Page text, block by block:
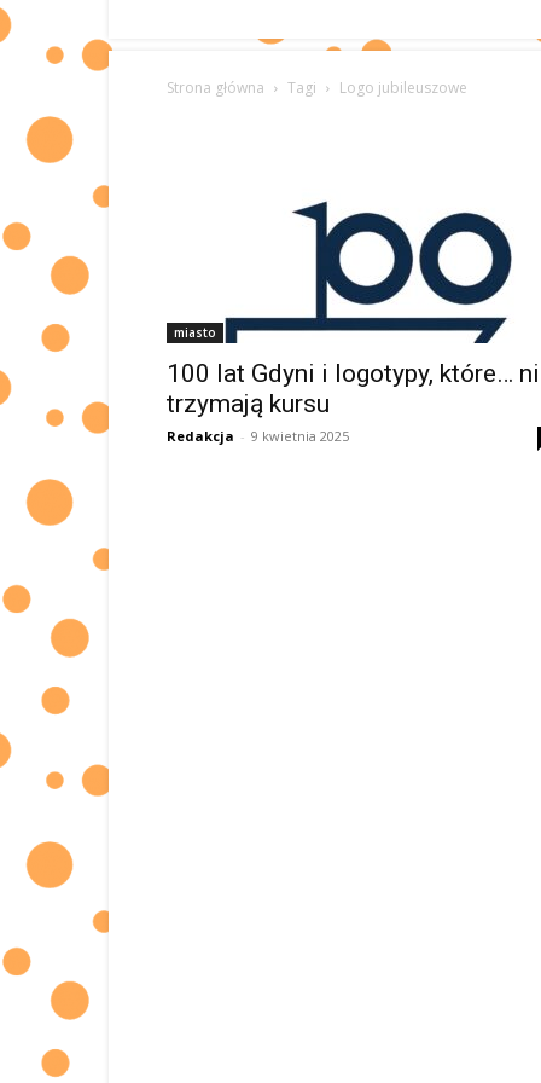
Strona główna Tagi Logo jubileuszowe
miasto
100 lat Gdyni i logotypy, które…
trzymają kursu
Redakcja - 9 kwietnia 2025